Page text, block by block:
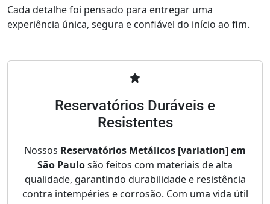
Cada detalhe foi pensado para entregar uma
experiência única, segura e confiável do início ao fim.
Reservatórios Duráveis e
Resistentes
Nossos Reservatórios Metálicos [variation] em
São Paulosão feitos com materiais de alta
qualidade, garantindo durabilidade e resistência
contra intempéries e corrosão. Com uma vida útil